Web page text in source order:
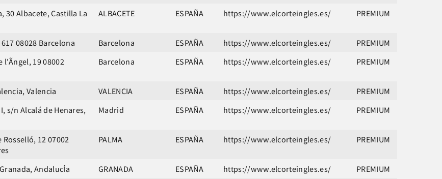
30 Albacete, Castilla La
ALBACETE ESPAÑA https://www.elcorteingles.es/ PREMIUM
08028 Barcelona Barcelona ESPAÑA https://www.elcorteingles.es/
PREMIUM
19 08002
Barcelona ESPAÑA https://www.elcorteingles.es/ PREMIUM
Valencia VALENCIA ESPAÑA https://www.elcorteingles.es/
PREMIUM
s/n Alcalá de Henares,
Madrid ESPAÑA https://www.elcorteingles.es/ PREMIUM
12 07002
PALMA ESPAÑA https://www.elcorteingles.es/ PREMIUM
AndalucÍa GRANADA ESPAÑA https://www.elcorteingles.es/
PREMIUM